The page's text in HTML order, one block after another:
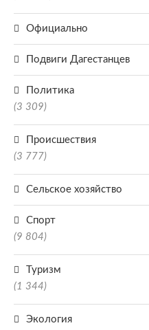
Официально
Подвиги Дагестанцев
Политика
(3 309)
Происшествия
(3 777)
Сельское хозяйство
Спорт
(9 804)
Туризм
(1 344)
Экология